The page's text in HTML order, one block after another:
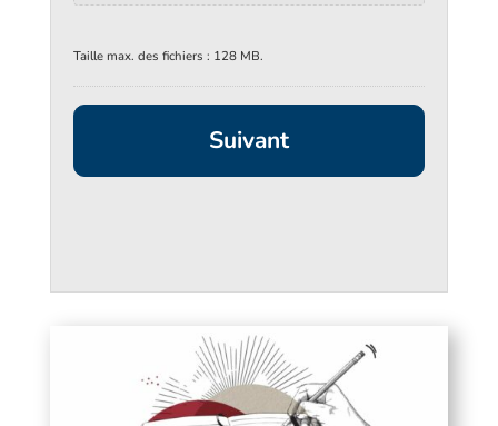
Taille max. des fichiers : 128 MB.